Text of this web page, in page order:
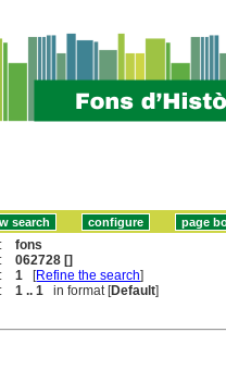
fons
062728 []
1 [Refine the search]
1 .. 1 in format [Default]